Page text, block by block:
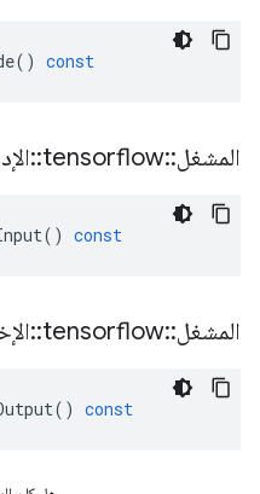
() const
المشغل::
tensorflow
::
() const
المشغل::
tensorflow
::
() const